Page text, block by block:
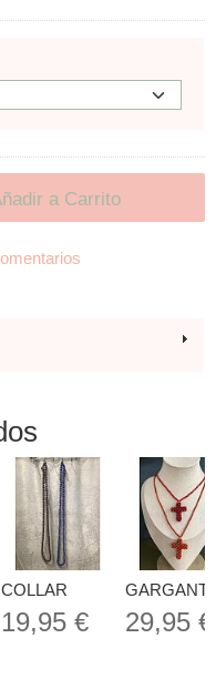
a Carrito
COLLAR
19,95 € 29,95 €